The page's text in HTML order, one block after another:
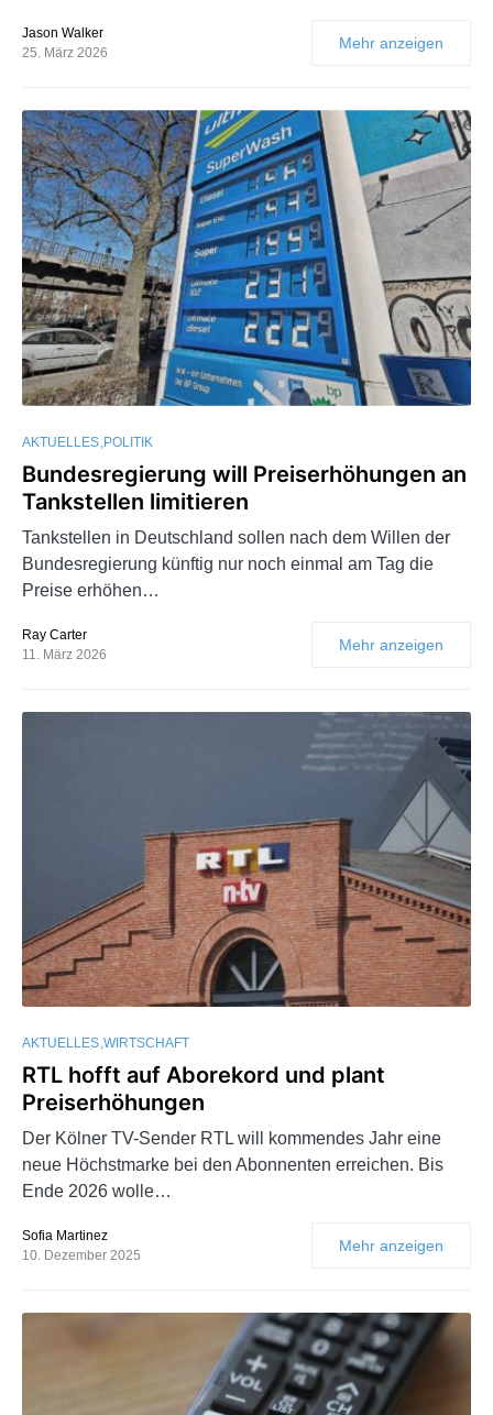
Jason Walker
25. März 2026
Mehr anzeigen
AKTUELLES POLITIK
Bundesregierung will Preiserhöhungen an
Tankstellen limitieren
Tankstellen in Deutschland sollen nach dem Willen der
Bundesregierung künftig nur noch einmal am Tag die
Preise erhöhen…
Ray Carter
11. März 2026
Mehr anzeigen
AKTUELLES WIRTSCHAFT
RTL hofft auf Aborekord und plant
Preiserhöhungen
Der Kölner TV-Sender RTL will kommendes Jahr eine
neue Höchstmarke bei den Abonnenten erreichen. Bis
Ende 2026 wolle…
Sofia Martinez
10. Dezember 2025
Mehr anzeigen